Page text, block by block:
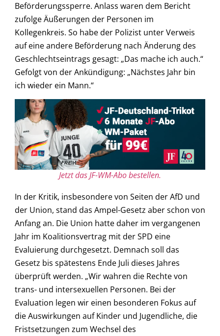
Beförderungssperre. Anlass waren dem Bericht
zufolge Äußerungen der Personen im
Kollegenkreis. So habe der Polizist unter Verweis
auf eine andere Beförderung nach Änderung des
Geschlechtseintrags gesagt: „Das mache ich auch.“
Gefolgt von der Ankündigung: „Nächstes Jahr bin
ich wieder ein Mann.“
Jetzt das JF-WM-Abo bestellen.
In der Kritik, insbesondere von Seiten der AfD und
der Union, stand das Ampel-Gesetz aber schon von
Anfang an. Die Union hatte daher im vergangenen
Jahr im Koalitionsvertrag mit der SPD eine
Evaluierung durchgesetzt. Demnach soll das
Gesetz bis spätestens Ende Juli dieses Jahres
überprüft werden. „Wir wahren die Rechte von
trans- und intersexuellen Personen. Bei der
Evaluation legen wir einen besonderen Fokus auf
die Auswirkungen auf Kinder und Jugendliche, die
Fristsetzungen zum Wechsel des